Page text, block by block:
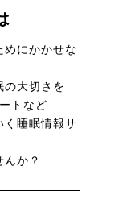
めにかかせな
の大切さを
トなど
睡眠情報サ
か？